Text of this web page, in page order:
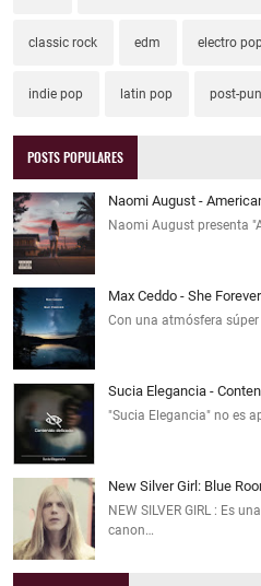
classic rock edm electro
indie pop latin pop post-
POSTS POPULARES
Naomi August -
Naomi August presenta
Max Ceddo - She Forever
Con una atmósfera
Sucia Elegancia -
"Sucia Elegancia" no es
New Silver Girl: Blue
NEW SILVER GIRL : Es
canon…